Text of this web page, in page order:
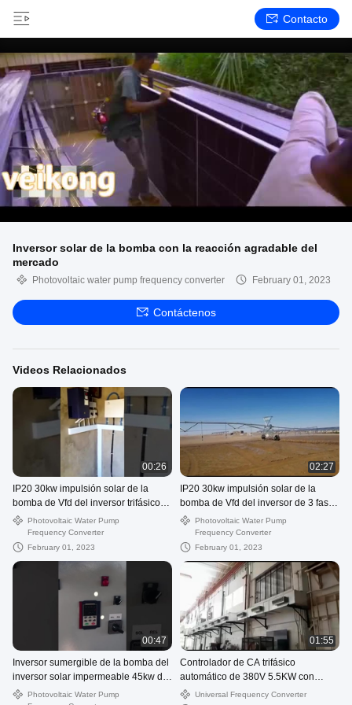
Contacto
Inversor solar de la bomba con la reacción agradable del
mercado
Photovoltaic water pump frequency converter February 01, 2023
Contáctenos
Videos Relacionados
00:26
IP20 30kw impulsión solar de la
bomba de Vfd del inversor trifásico
18 meses
Photovoltaic Water Pump
Frequency Converter
February 01, 2023
02:27
IP20 30kw impulsión solar de la
bomba de Vfd del inversor de 3 fases
garantía de 18 meses
Photovoltaic Water Pump
Frequency Converter
February 01, 2023
00:47
Inversor sumergible de la bomba del
inversor solar impermeable 45kw de
60hp MPPT el 99%
Photovoltaic Water Pump
01:55
Controlador de CA trifásico
automático de 380V 5.5KW con
pantalla LCD
Universal Frequency Converter